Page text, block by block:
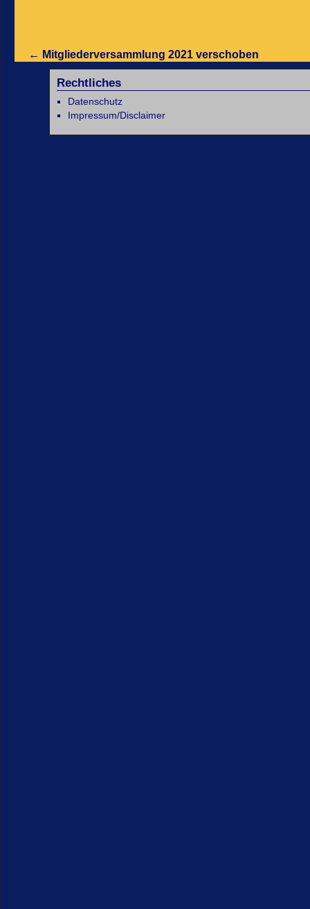
← Mitgliederversammlung 2021 verschoben
Rechtliches
Datenschutz
Impressum/Disclaimer